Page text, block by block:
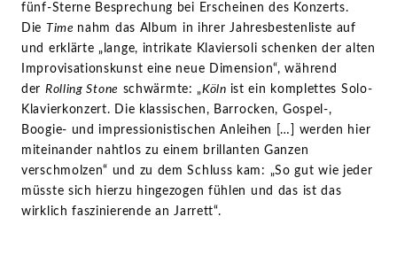
fünf-Sterne Besprechung bei Erscheinen des Konzerts.
Die Time nahm das Album in ihrer Jahresbestenliste auf
und erklärte „lange, intrikate Klaviersoli schenken der alten
Improvisationskunst eine neue Dimension“, während
der Rolling Stone schwärmte: „Köln ist ein komplettes Solo-
Klavierkonzert. Die klassischen, Barrocken, Gospel-,
Boogie- und impressionistischen Anleihen […] werden hier
miteinander nahtlos zu einem brillanten Ganzen
verschmolzen“ und zu dem Schluss kam: „So gut wie jeder
müsste sich hierzu hingezogen fühlen und das ist das
wirklich faszinierende an Jarrett“.